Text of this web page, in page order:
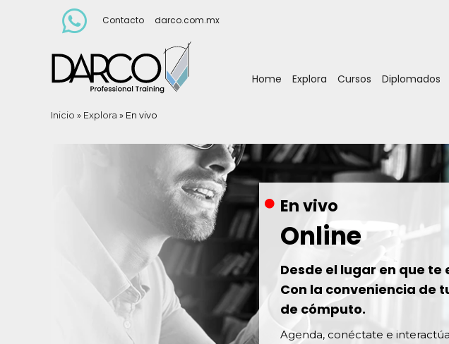
Contacto darco.com.mx
Home Explora Cursos Diplomados
Inicio » Explora » En vivo
En vivo
Online
Desde el lugar en que te
Con la conveniencia de
de cómputo.
Agenda, conéctate e